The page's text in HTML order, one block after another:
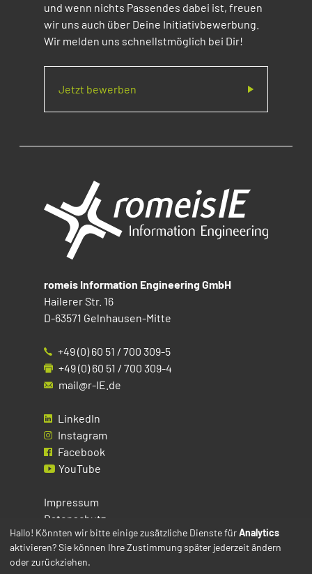
und wenn nichts Passendes dabei ist, freuen
wir uns auch über Deine Initiativbewerbung.
Wir melden uns schnellstmöglich bei Dir!
Jetzt bewerben
romeis Information Engineering GmbH
Hailerer Str. 16
D-63571 Gelnhausen-Mitte
+49 (0) 60 51 / 700 309-5
+49 (0) 60 51 / 700 309-4
mail@r-IE.de
LinkedIn
Instagram
Facebook
YouTube
Impressum
Datenschutz
Cookies
Hallo! Könnten wir bitte einige zusätzliche Dienste fürAnalytics
aktivieren? Sie können Ihre Zustimmung später jederzeit ändern
oder zurückziehen.